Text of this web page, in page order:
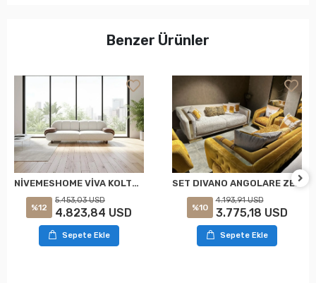
Benzer Ürünler
NİVEMESHOME VİVA KOLTUK TAKIMI
%12
5.453,03 USD
4.823,84 USD
Sepete Ekle
SET DIVANO ANGOLARE ZEN NIVEMESHOME
%10
4.193,91 USD
3.775,18 USD
Sepete Ekle